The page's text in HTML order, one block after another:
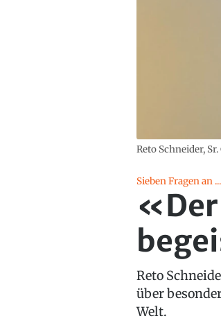
Reto Schneider,
Sieben Fragen an ...
«Der
Reto
über
Welt.